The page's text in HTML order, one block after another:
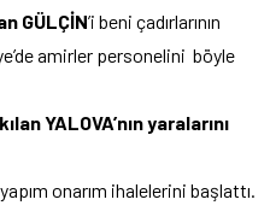
GÜLÇİN’i beni çadırlarının
amirler personelini böyle
YALOVA’nın yaralarını
onarım ihalelerini başlattı.